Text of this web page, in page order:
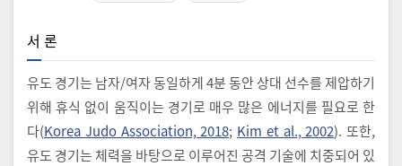
서 론
유도 경기는 남자/여자 동일하게 4분 동안 상대 선수를 제압하기
위해 휴식 없이 움직이는 경기로 매우 많은 에너지를 필요로 한
다(Korea Judo Association, 2018; Kim et al., 2002). 또한,
유도 경기는 체력을 바탕으로 이루어진 공격 기술에 치중되어 있